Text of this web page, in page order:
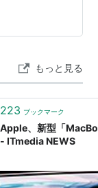
こと」 を書い
い？ どっち
プ」を搭載と
もっと見る
223 ブックマーク
Apple、新型「
- ITmedia NEWS